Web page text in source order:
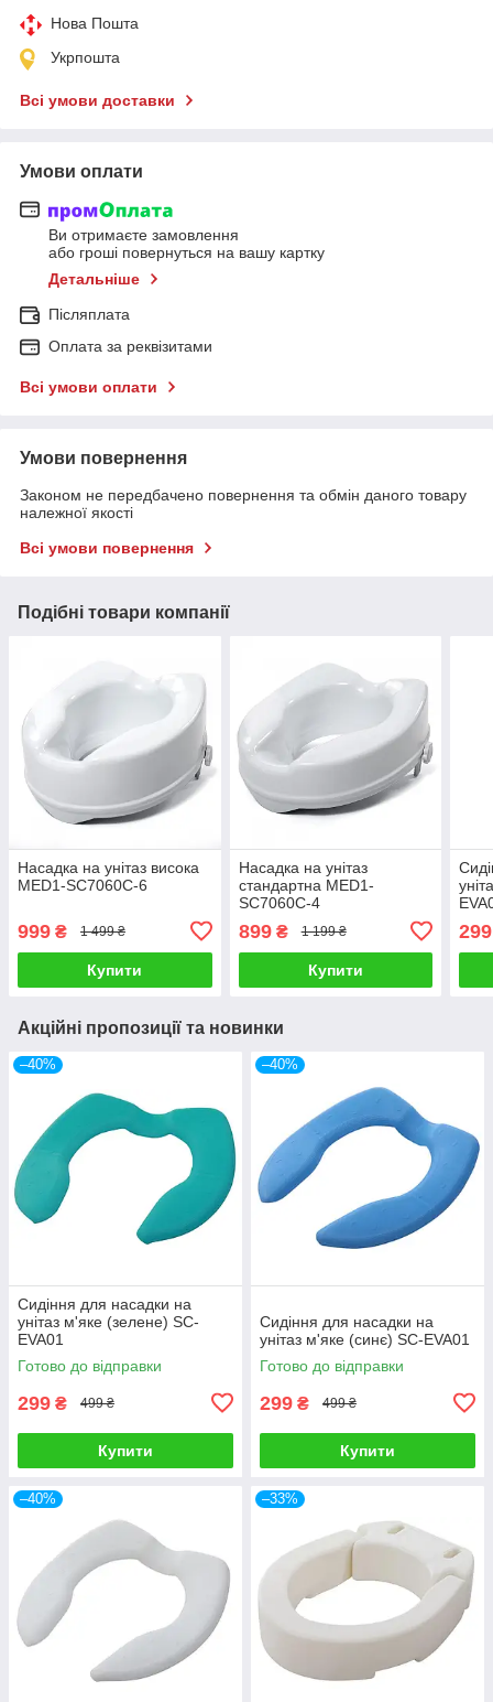
Нова Пошта
Укрпошта
Всі умови доставки
Умови оплати
Ви отримаєте замовлення
або гроші повернуться на вашу картку
Детальніше
Післяплата
Оплата за реквізитами
Всі умови оплати
Умови повернення
Законом не передбачено повернення та обмін даного товару
належної якості
Всі умови повернення
Подібні товари компанії
Насадка на унітаз висока
MED1-SC7060C-6
999 ₴ 1 499 ₴
Купити
Насадка на унітаз
стандартна MED1-
SC7060C-4
899₴ 1 199 ₴
Купити
299
Акційні пропозиції та новинки
–40%
Сидіння для насадки на
унітаз м'яке (зелене) SC-
EVA01
Готово до відправки
299 ₴ 499 ₴
Купити
–40%
Сидіння для насадки на
унітаз м'яке (синє) SC-EVA01
Готово до відправки
299 ₴ 499 ₴
Купити
–40% –33%